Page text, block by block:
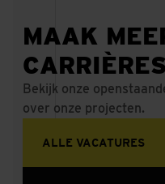
MAAK
Bekijk onze
over onze projecten.
ALLE VACATURES